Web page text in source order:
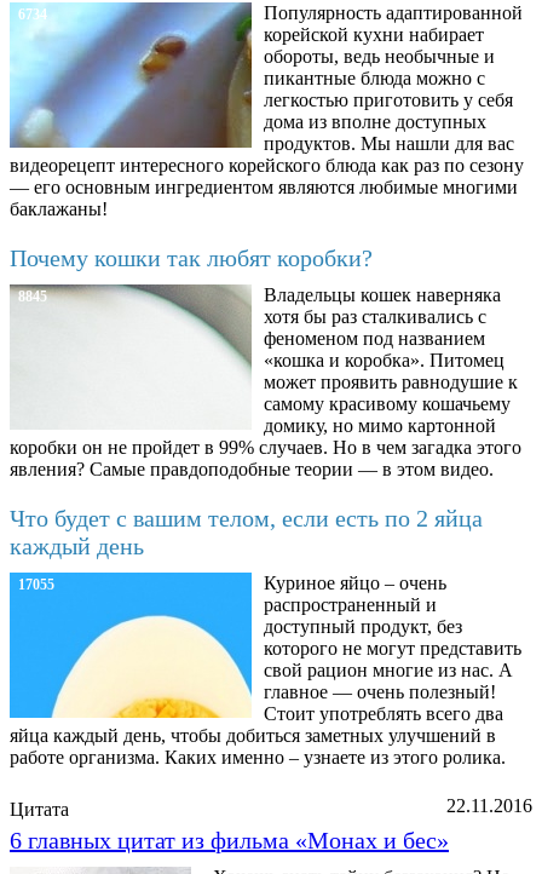
6734
Популярность адаптированной
корейской кухни набирает
обороты, ведь необычные и
пикантные блюда можно с
легкостью приготовить у себя
дома из вполне доступных
продуктов. Мы нашли для вас
видеорецепт интересного корейского блюда как раз по сезону
— его основным ингредиентом являются любимые многими
баклажаны!
Почему кошки так любят коробки?
8845
Владельцы кошек наверняка
хотя бы раз сталкивались с
феноменом под названием
«кошка и коробка». Питомец
может проявить равнодушие к
самому красивому кошачьему
домику, но мимо картонной
коробки он не пройдет в 99% случаев. Но в чем загадка этого
явления? Самые правдоподобные теории — в этом видео.
Что будет с вашим телом, если есть по 2 яйца
каждый день
17055
Куриное яйцо – очень
распространенный и
доступный продукт, без
которого не могут представить
свой рацион многие из нас. А
главное — очень полезный!
Стоит употреблять всего два
яйца каждый день, чтобы добиться заметных улучшений в
работе организма. Каких именно – узнаете из этого ролика.
22.11.2016
Цитата
6 главных цитат из фильма «Монах и бес»